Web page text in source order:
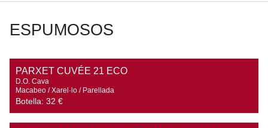
ESPUMOSOS
PARXET CUVÉE 21 ECO
D.O. Cava
Macabeo / Xarel·lo / Parellada
Botella: 32 €